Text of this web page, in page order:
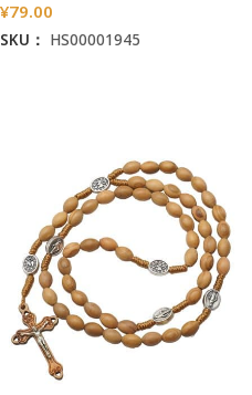
¥79.00
SKU： HS00001945